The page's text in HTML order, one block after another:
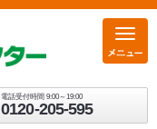
電話受付時間 9:00～19:00
0120-205-595